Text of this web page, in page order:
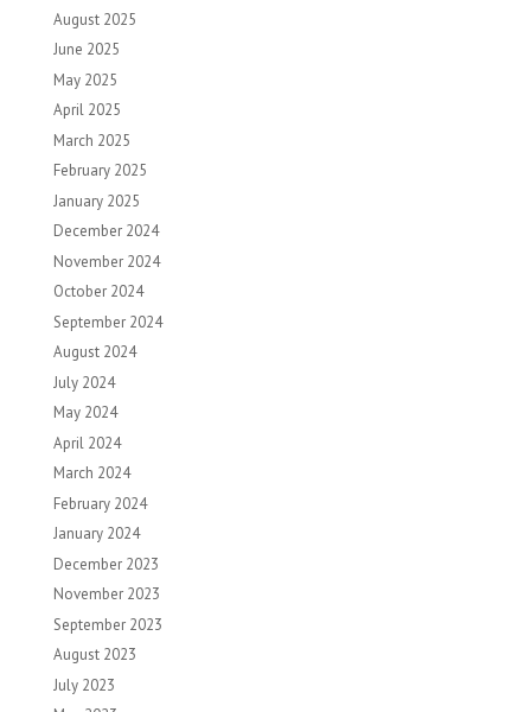
August 2025
June 2025
May 2025
April 2025
March 2025
February 2025
January 2025
December 2024
November 2024
October 2024
September 2024
August 2024
July 2024
May 2024
April 2024
March 2024
February 2024
January 2024
December 2023
November 2023
September 2023
August 2023
July 2023